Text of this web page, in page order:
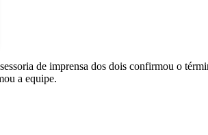
de imprensa dos dois confirmou o
a equipe.